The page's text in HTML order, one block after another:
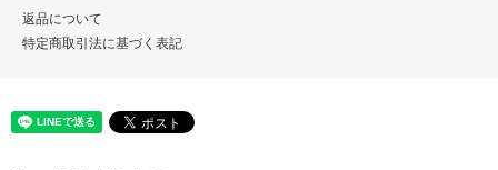
返品について
特定商取引法に基づく表記